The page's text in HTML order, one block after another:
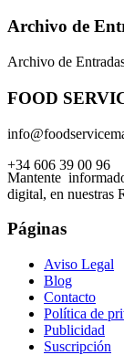
Archivo de
Archivo de
FOOD
+34 606 39 00 96
Mantente
digital, en nuestras
Páginas
Aviso Legal
Blog
Contacto
Política de
Publicidad
Suscripción